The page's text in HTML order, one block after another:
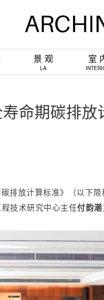
景 观
LA
室
命期碳排放
排放计算标准》（以下
技术研究中心主任付韵潮